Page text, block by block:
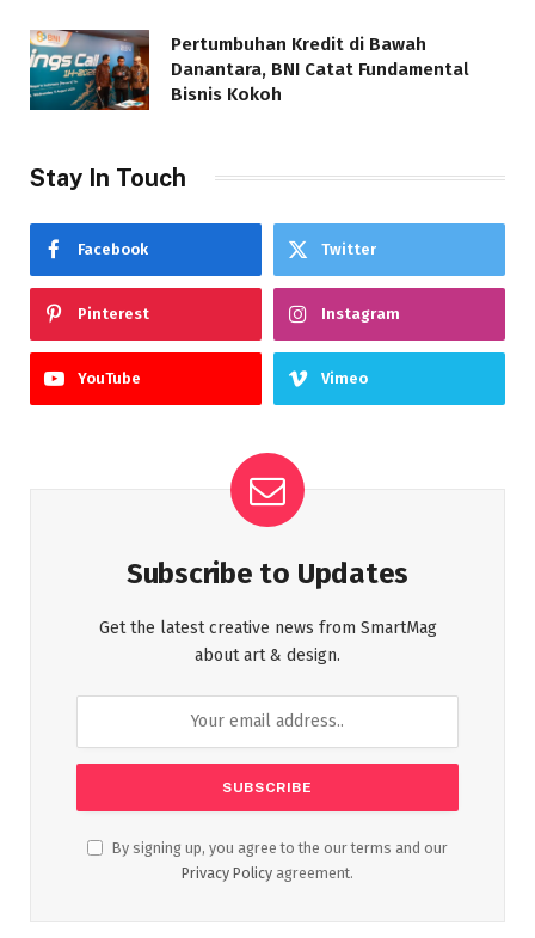
Pertumbuhan Kredit di Bawah
Danantara, BNI Catat Fundamental
Bisnis Kokoh
Stay In Touch
Facebook Twitter
Pinterest Instagram
YouTube Vimeo
Subscribe to Updates
Get the latest creative news from SmartMag
about art & design.
By signing up, you agree to the our terms and our
Privacy Policy agreement.